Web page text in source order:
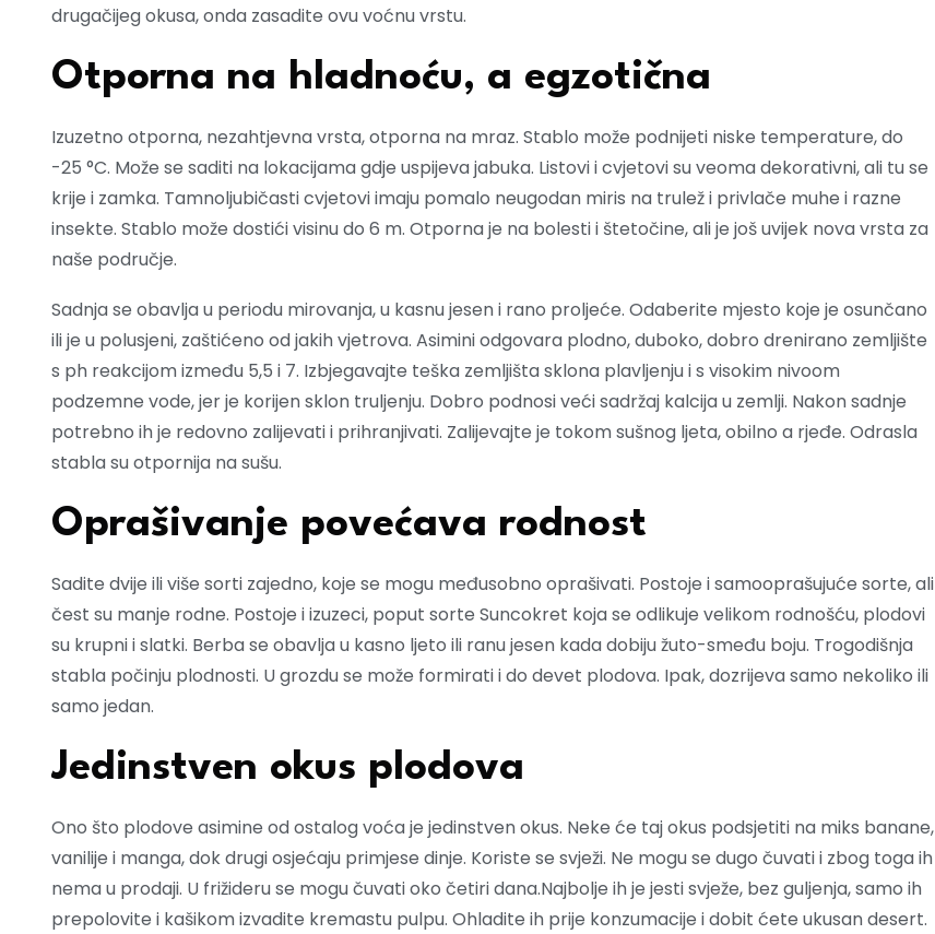
drugačijeg okusa, onda zasadite ovu voćnu vrstu.
Otporna na hladnoću, a egzotična
Izuzetno otporna, nezahtjevna vrsta, otporna na mraz. Stablo može podnijeti niske temperature, do
-25 °C. Može se saditi na lokacijama gdje uspijeva jabuka. Listovi i cvjetovi su veoma dekorativni, ali tu se
krije i zamka. Tamnoljubičasti cvjetovi imaju pomalo neugodan miris na trulež i privlače muhe i razne
insekte. Stablo može dostići visinu do 6 m. Otporna je na bolesti i štetočine, ali je još uvijek nova vrsta za
naše područje.
Sadnja se obavlja u periodu mirovanja, u kasnu jesen i rano proljeće. Odaberite mjesto koje je osunčano
ili je u polusjeni, zaštićeno od jakih vjetrova. Asimini odgovara plodno, duboko, dobro drenirano zemljište
s ph reakcijom između 5,5 i 7. Izbjegavajte teška zemljišta sklona plavljenju i s visokim nivoom
podzemne vode, jer je korijen sklon truljenju. Dobro podnosi veći sadržaj kalcija u zemlji. Nakon sadnje
potrebno ih je redovno zalijevati i prihranjivati. Zalijevajte je tokom sušnog ljeta, obilno a rjeđe. Odrasla
stabla su otpornija na sušu.
Oprašivanje povećava rodnost
Sadite dvije ili više sorti zajedno, koje se mogu međusobno oprašivati. Postoje i samooprašujuće sorte, ali
čest su manje rodne. Postoje i izuzeci, poput sorte Suncokret koja se odlikuje velikom rodnošću, plodovi
su krupni i slatki. Berba se obavlja u kasno ljeto ili ranu jesen kada dobiju žuto-smeđu boju. Trogodišnja
stabla počinju plodnosti. U grozdu se može formirati i do devet plodova. Ipak, dozrijeva samo nekoliko ili
samo jedan.
Jedinstven okus plodova
Ono što plodove asimine od ostalog voća je jedinstven okus. Neke će taj okus podsjetiti na miks banane,
vanilije i manga, dok drugi osjećaju primjese dinje. Koriste se svježi. Ne mogu se dugo čuvati i zbog toga ih
nema u prodaji. U frižideru se mogu čuvati oko četiri dana.Najbolje ih je jesti svježe, bez guljenja, samo ih
prepolovite i kašikom izvadite kremastu pulpu. Ohladite ih prije konzumacije i dobit ćete ukusan desert.